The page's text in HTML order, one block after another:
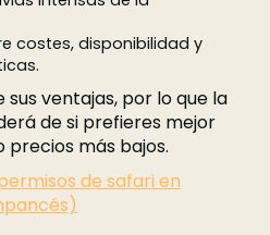
costes, disponibilidad y
ventajas, por lo que la
de si prefieres mejor
precios más bajos.
de safari en